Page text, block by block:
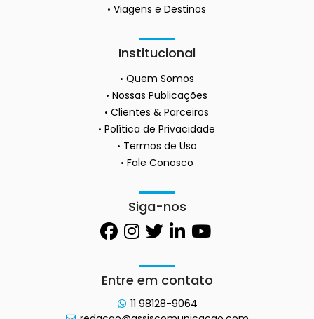
Viagens e Destinos
Institucional
Quem Somos
Nossas Publicações
Clientes & Parceiros
Política de Privacidade
Termos de Uso
Fale Conosco
Siga-nos
Entre em contato
11 98128-9064